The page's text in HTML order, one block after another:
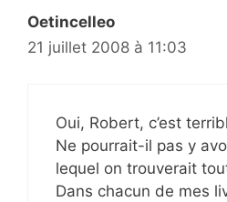
Oetincelleo
21 juillet 2008 à 11:03
Oui, Robert, c’est
Ne pourrait-il pas y
lequel on trouverait
Dans chacun de mes